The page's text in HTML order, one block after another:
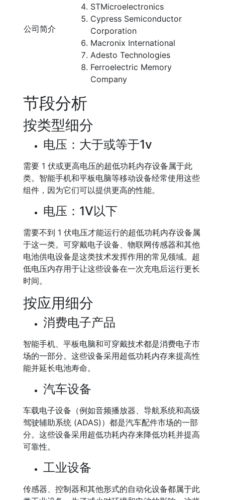
公司简介
STMicroelectronics
Cypress Semiconductor
Corporation
Macronix International
Adesto Technologies
Ferroelectric Memory
Company
节段分析
按类型细分
电压：大于或等于1v
需要 1 伏或更高电压的超低功耗内存设备属于此
类。智能手机和平板电脑等移动设备经常使用这些
组件，因为它们可以提供更高的性能。
电压：1V以下
需要不到 1 伏电压才能运行的超低功耗内存设备属
于这一类。可穿戴电子设备、物联网传感器和其他
电池供电设备是这类技术发挥作用的常见领域。超
低电压内存用于让这些设备在一次充电后运行更长
时间。
按应用细分
消费电子产品
智能手机、平板电脑和可穿戴技术都是消费电子市
场的一部分。这些设备采用超低功耗内存来提高性
能并延长电池寿命。
汽车设备
车载电子设备（例如音频播放器、导航系统和高级
驾驶辅助系统 (ADAS)）都是汽车配件市场的一部
分。这些设备采用超低功耗内存来降低功耗并提高
可靠性。
工业设备
传感器、控制器和其他形式的自动化设备都属于此